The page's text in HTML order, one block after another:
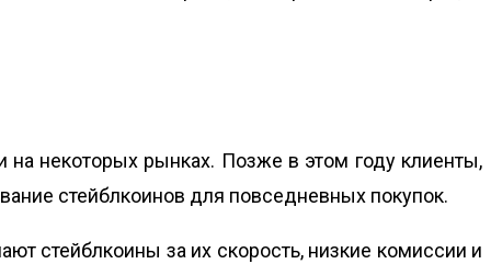
некоторых рынках. Позже в этом году клиенты,
стейблкоинов для повседневных покупок.
стейблкоины за их скорость, низкие комиссии и